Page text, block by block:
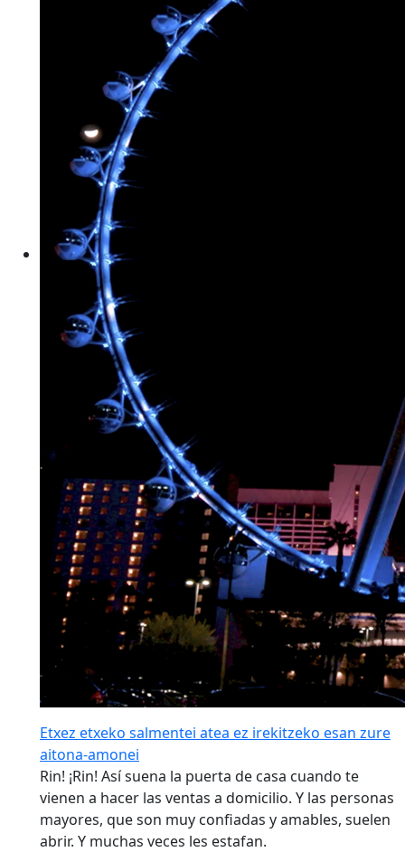
Etxez etxeko salmentei atea ez irekitzeko esan zure
aitona-amonei
Rin! ¡Rin! Así suena la puerta de casa cuando te
vienen a hacer las ventas a domicilio. Y las personas
mayores, que son muy confiadas y amables, suelen
abrir. Y muchas veces les estafan.